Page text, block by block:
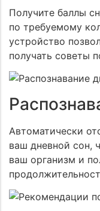
Получите баллы
по требуемому
устройство
получать советы
Автоматически
ваш дневной сон,
ваш организм и